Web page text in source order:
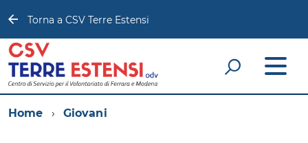
Torna a CSV Terre Estensi
Home Giovani